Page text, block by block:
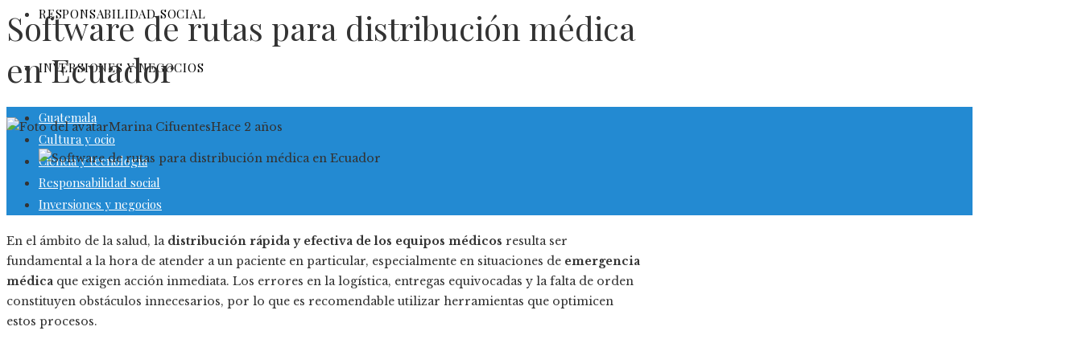
RESPONSABILIDAD SOCIAL
INVERSIONES Y NEGOCIOS
Guatemala
Cultura y ocio
Ciencia y tecnología
Responsabilidad social
Inversiones y negocios
Software de rutas para distribución médica
en Ecuador
Marina CifuentesHace 2 años
En el ámbito de la salud, la distribución rápida y efectiva de los equipos médicos resulta ser
fundamental a la hora de atender a un paciente en particular, especialmente en situaciones de emergencia
médica que exigen acción inmediata. Los errores en la logística, entregas equivocadas y la falta de orden
constituyen obstáculos innecesarios, por lo que es recomendable utilizar herramientas que optimicen
estos procesos.